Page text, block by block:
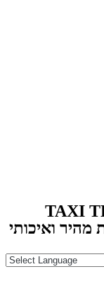
מהיר ואיכותי